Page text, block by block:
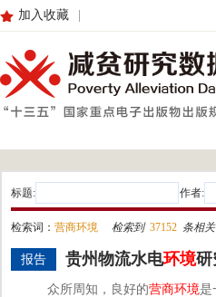
加入收藏
标题: 作者:
检索词： 营商环境 检索到 37152 条相
报告 贵州物流水电环境研
众所周知，良好的营商环境是